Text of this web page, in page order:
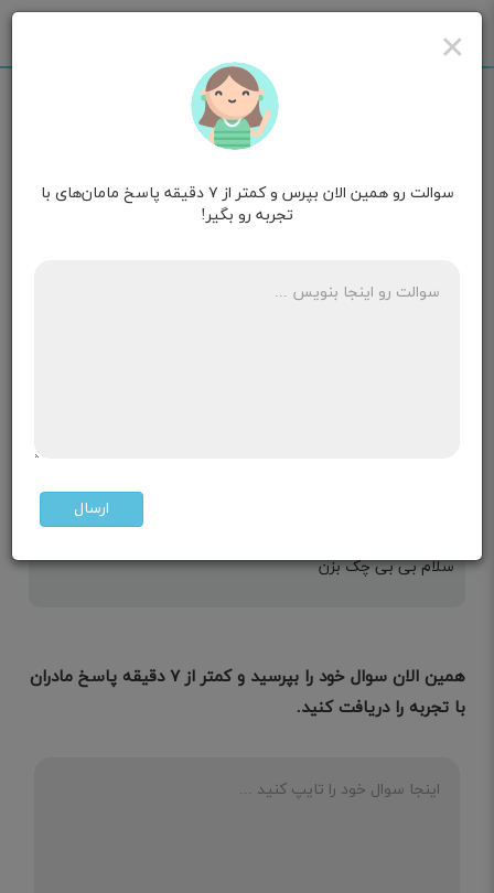
سلین قصد بارداری
کردم دوبار پریود شدم اما این ماه هنوز پریود نشدم ایا
سلام بی بی چک بزن
همین الان سوال خود را بپرسید و کمتر از ۷ دقیقه پاسخ مادران
با تجربه را دریافت کنید.
×
سوالت رو همین الان بپرس و کمتر از ۷ دقیقه پاسخ مامان‌های با
تجربه رو بگیر!
ارسال